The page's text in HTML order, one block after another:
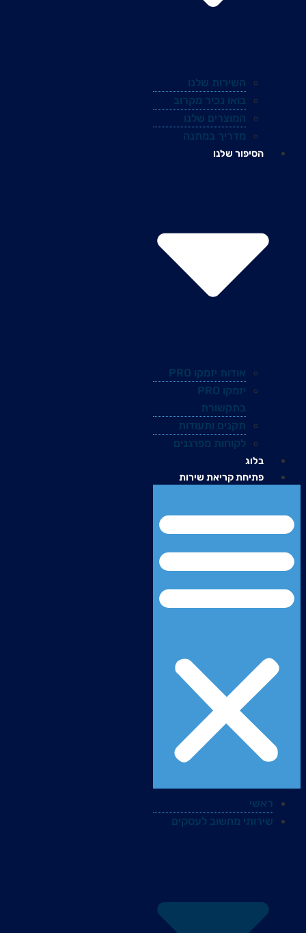
השירות שלנו
בואו נכיר מקרוב
המוצרים שלנו
מדריך במתנה
הסיפור שלנו
אודות יזמקו PRO
יזמקו PRO
בתקשורת
תקנים ותעודות
לקוחות מפרגנים
בלוג
פתיחת קריאת שירות
ראשי
שירותי מחשוב לעסקים